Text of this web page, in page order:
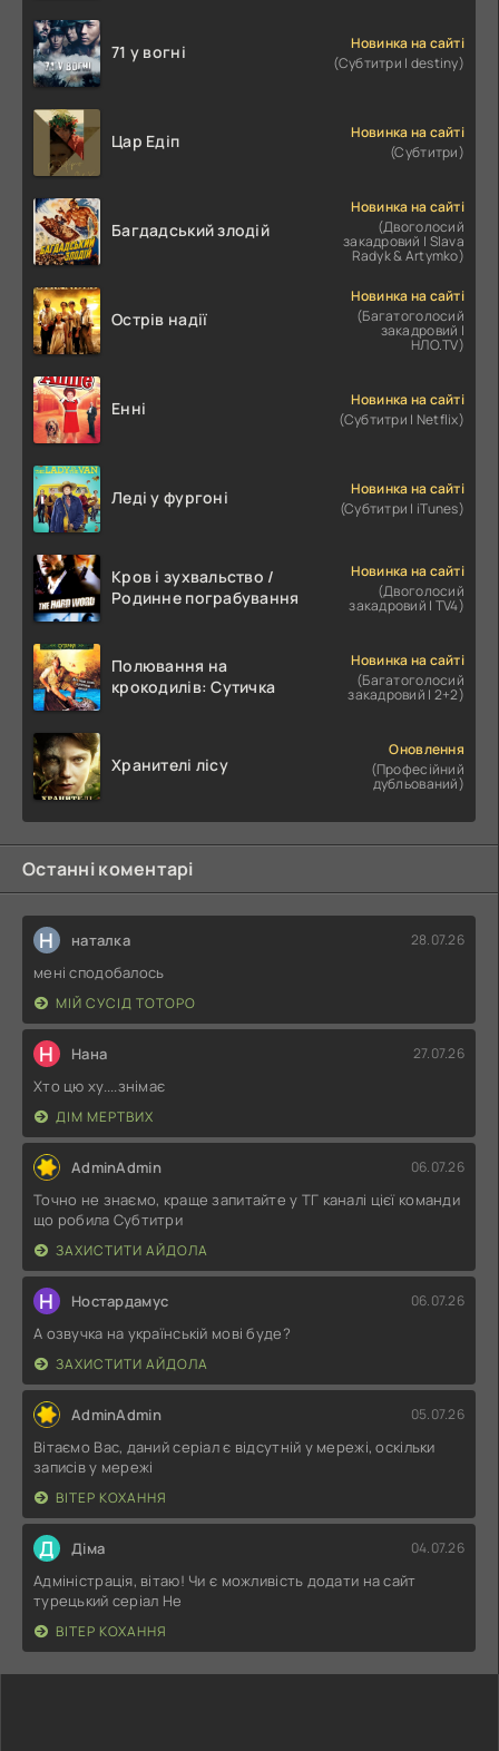
71 у вогні
Новинка на сайті
(Субтитри | destiny)
Цар Едіп
Новинка на сайті
(Субтитри)
Багдадський злодій
Новинка на сайті
(Двоголосий
закадровий | Slava
Radyk & Artymko)
Острів надії
Новинка на сайті
(Багатоголосий
закадровий |
НЛО.TV)
Енні
Новинка на сайті
(Субтитри | Netflix)
Леді у фургоні
Новинка на сайті
(Субтитри | iTunes)
Кров і зухвальство /
Родинне пограбування
Новинка на сайті
(Двоголосий
закадровий | TV4)
Полювання на
крокодилів: Сутичка
Новинка на сайті
(Багатоголосий
закадровий | 2+2)
Хранителі лісу
Оновлення
(Професійний
дубльований)
Останні коментарі
Н наталка 28.07.26
мені сподобалось
МІЙ СУСІД ТОТОРО
Н Нана 27.07.26
Хто цю ху....знімає
ДІМ МЕРТВИХ
AdminAdmin 06.07.26
Точно не знаємо, краще запитайте у ТГ каналі цієї команди
що робила Субтитри
ЗАХИСТИТИ АЙДОЛА
Н Ностардамус 06.07.26
А озвучка на українській мові буде?
ЗАХИСТИТИ АЙДОЛА
AdminAdmin 05.07.26
Вітаємо Вас, даний серіал є відсутній у мережі, оскільки
записів у мережі
ВІТЕР КОХАННЯ
Д Діма 04.07.26
Адміністрація, вітаю! Чи є можливість додати на сайт
турецький серіал Не
ВІТЕР КОХАННЯ